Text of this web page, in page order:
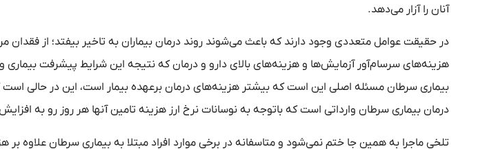
آنان را آزار می‌دهد.
در حقیقت عوامل متعددی وجود دارند که باعث می‌شوند روند درمان بیماران به تاخیر بیفتد؛ از
هزینه‌های سرسام‌آور آزمایش‌ها و هزینه‌های بالای دارو و درمان که نتیجه این شرایط پیشرفت بیماری
بیماری سرطان مسئله اصلی این است که بیشتر هزینه‌های درمان برعهده بیمار است، این در حالی
درمان بیماری سرطان وارداتی است که باتوجه به نوسانات نرخ ارز هزینه‌ تامین آنها هر روز رو به
تلخی ماجرا به همین جا ختم نمی‌شود و متاسفانه در برخی موارد افراد مبتلا به بیماری سرطان علاوه بر